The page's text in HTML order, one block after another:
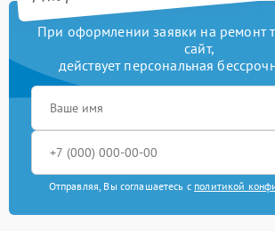
При оформлении заявки на ремонт
сайт,
действует персональная
Отправляя, Вы соглашаетесь с политикой